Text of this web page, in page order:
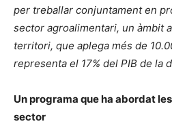
per treballar conjuntament en
sector agroalimentari, un àmbit
territori, que aplega més de
representa el 17% del PIB de la
Un programa que ha abordat
sector